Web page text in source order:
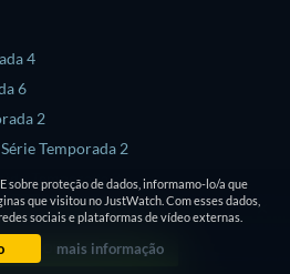
4
6
2
Temporada 2
Temporada 3
sobre proteção de dados, informamo-lo/a que
que visitou no JustWatch. Com esses dados,
sociais e plataformas de vídeo externas.
mais informação